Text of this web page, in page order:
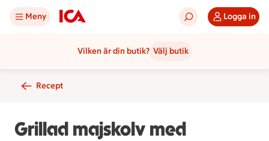
Meny Logga in
Vilken är din butik? Välj butik
Recept
Grillad majskolv med